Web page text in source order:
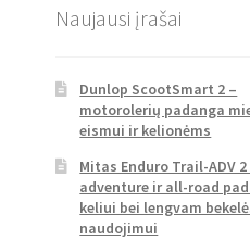
Naujausi įrašai
Dunlop ScootSmart 2 –
motorolerių padanga
eismui ir kelionėms
Mitas Enduro Trail-ADV 2
adventure ir all-road
keliui bei lengvam
naudojimui